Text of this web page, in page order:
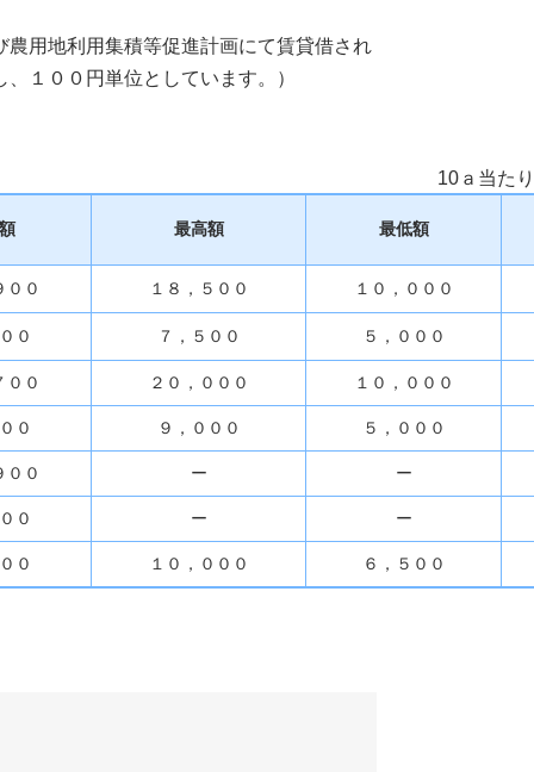
用地利用集積等促進計画にて賃貸借され
１００円単位としています。）
10ａ当た
最高額 最低額
００ １８，５００ １０，０００
０ ７，５００ ５，０００
００ ２０，０００ １０，０００
０ ９，０００ ５，０００
００ ー ー
０ ー ー
０ １０，０００ ６，５００